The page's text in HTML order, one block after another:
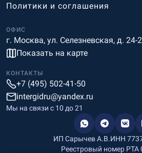
ОФИС
г. Москва, ул. Селезневская, д. 24-
Показать на карте
Политики и соглашения
КОНТАКТЫ
+7 (495) 502-41-50
intergidru@yandex.ru
Мы на связи c 10 до 21
ИП Сарычев А.В.ИНН
Реестровый номер РТА